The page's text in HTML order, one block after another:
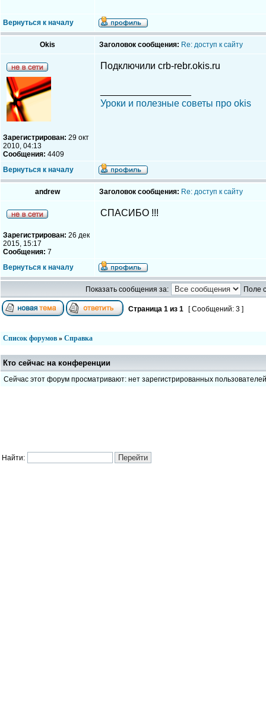
Вернуться к началу
Okis Заголовок сообщения: Re: доступ к сайту
Зарегистрирован: 29 окт
2010, 04:13
Сообщения: 4409
Подключили crb-rebr.okis.ru
Уроки и полезные советы про okis
Вернуться к началу
andrew Заголовок сообщения: Re: доступ к сайту
Зарегистрирован: 26 дек
2015, 15:17
Сообщения: 7
СПАСИБО !!!
Вернуться к началу
Показать сообщения за: Поле
Страница 1 из 1 [ Сообщений: 3 ]
Список форумов » Справка
Кто сейчас на конференции
Сейчас этот форум просматривают: нет зарегистрированных пользователей
Найти: